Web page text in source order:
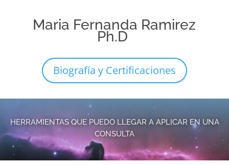
Maria Fernanda Ramirez
Ph.D
Biografía y Certificaciones
HERRAMIENTAS QUE PUEDO LLEGAR A APLICAR EN UNA
CONSULTA